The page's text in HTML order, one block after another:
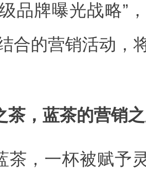
品牌曝光战略”
合的营销活动，
茶，蓝茶的营销
茶，一杯被赋予